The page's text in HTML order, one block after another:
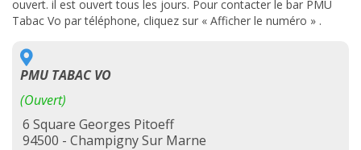
ouvert. il est ouvert tous les jours. Pour contacter le bar PMU
Tabac Vo par téléphone, cliquez sur « Afficher le numéro » .
PMU TABAC VO
(Ouvert)
6 Square Georges Pitoeff
94500 - Champigny Sur Marne